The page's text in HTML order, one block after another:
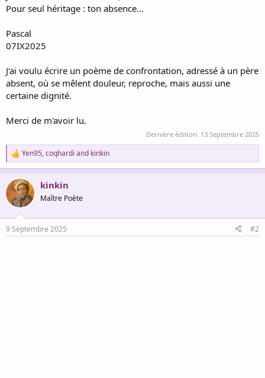
Pour seul héritage : ton absence…
Pascal
07IX2025
J'ai voulu écrire un poème de confrontation, adressé à un père
absent, où se mêlent douleur, reproche, mais aussi une
certaine dignité.
Merci de m'avoir lu.
Dernière édition: 13 Septembre 2025
R
e
a
c
i
s
Yen95,coqhardi and kinkin
kinkin
Maître Poète
9 Septembre 2025 #2